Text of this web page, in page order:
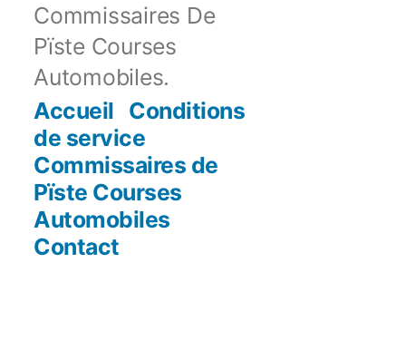
Commissaires De
Pïste Courses
Automobiles.
Accueil Conditions
de service
Commissaires de
Pïste Courses
Automobiles
Contact